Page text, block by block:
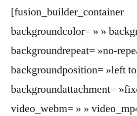
[fusion_builder_container
backgroundcolor= » »
backgroundrepeat= »no-
backgroundposition= »left
backgroundattachment=
video_webm= » »